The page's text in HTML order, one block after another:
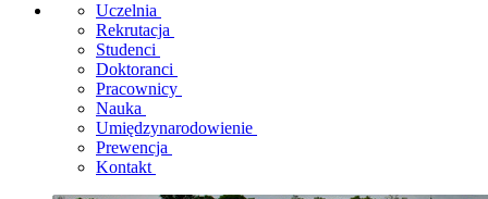
Uczelnia
Rekrutacja
Studenci
Doktoranci
Pracownicy
Nauka
Umiędzynarodowienie
Prewencja
Kontakt